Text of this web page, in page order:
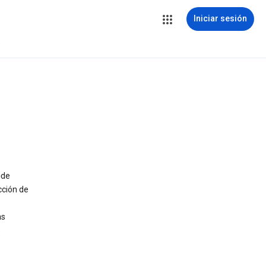
Iniciar sesión
de